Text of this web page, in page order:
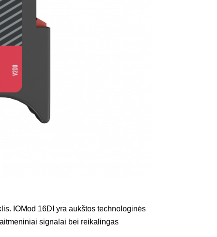
IOMod 16DI yra aukštos technologinės
signalai bei reikalingas